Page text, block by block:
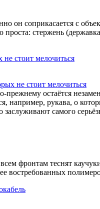
он соприкасается с
стержень
не стоит мелочиться
прежнему остаётся
например, рукава, о
самого
фронтам теснят
востребованных